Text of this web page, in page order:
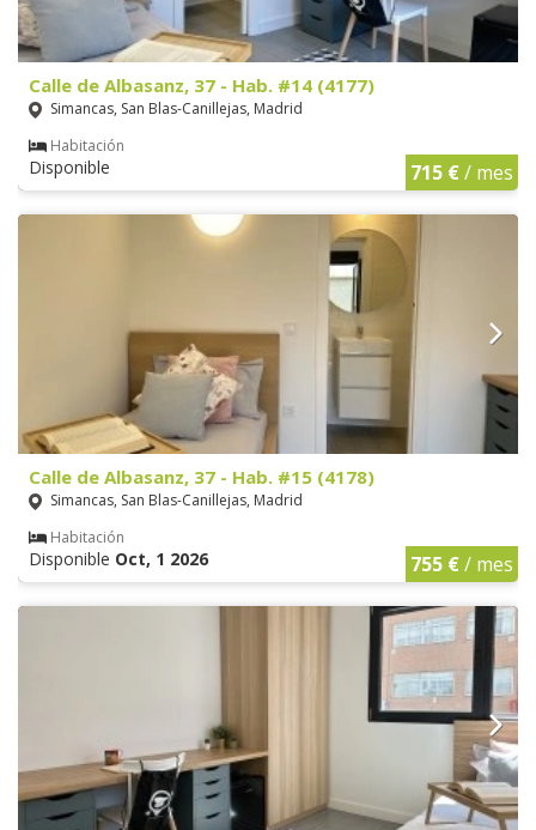
Calle de Albasanz, 37 - Hab. #14 (4177)
Simancas, San Blas-Canillejas, Madrid
Habitación
Disponible 715 €/ mes
Calle de Albasanz, 37 - Hab. #15 (4178)
Simancas, San Blas-Canillejas, Madrid
Habitación
Disponible Oct, 1 2026 755 €/ mes